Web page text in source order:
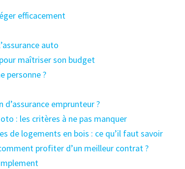
efficacement
auto
maîtriser son budget
personne ?
emprunteur ?
: les critères à ne pas manquer
de logements en bois : ce qu’il faut savoir
profiter d’un meilleur contrat ?